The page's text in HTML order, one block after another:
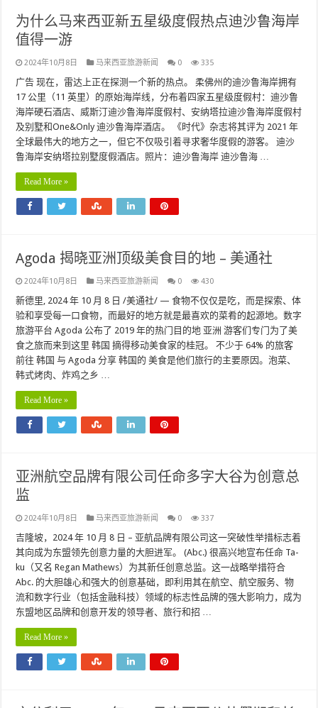
为什么马来西亚新五星级度假热点迪沙鲁海岸
值得一游
2024年10月8日 马来西亚旅游新闻 0 335
广告 现在，雷达上正在探测一个新的热点。 柔佛州的迪沙鲁海岸拥有
17 公里（11 英里）的原始海岸线，分布着四家五星级度假村：迪沙鲁
海岸硬石酒店、威斯汀迪沙鲁海岸度假村、安纳塔拉迪沙鲁海岸度假村
及别墅和One&Only 迪沙鲁海岸酒店。 《时代》杂志将其评为 2021 年
全球最伟大的地方之一，但它不仅吸引着寻求奢华度假的游客。 迪沙
鲁海岸安纳塔拉别墅度假酒店。照片：迪沙鲁海岸 迪沙鲁海 …
Read More »
Agoda 揭晓亚洲顶级美食目的地 – 美通社
2024年10月8日 马来西亚旅游新闻 0 430
新德里, 2024 年 10 月 8 日 /美通社/ — 食物不仅仅是吃，而是探索、体
验和享受每一口食物，而最好的地方就是最喜欢的菜肴的起源地。数字
旅游平台 Agoda 公布了 2019 年的热门目的地 亚洲 游客们专门为了美
食之旅而来到这里 韩国 摘得移动美食家的桂冠。 不少于 64% 的旅客
前往 韩国 与 Agoda 分享 韩国的 美食是他们旅行的主要原因。泡菜、
韩式烤肉、炸鸡之乡 …
Read More »
亚洲航空品牌有限公司任命多字大谷为创意总
监
2024年10月8日 马来西亚旅游新闻 0 337
吉隆坡，2024 年 10 月 8 日 – 亚航品牌有限公司这一突破性举措标志着
其向成为东盟领先创意力量的大胆进军。 (Abc.) 很高兴地宣布任命 Ta-
ku（又名 Regan Mathews）为其新任创意总监。这一战略举措符合
Abc. 的大胆雄心和强大的创意基础，即利用其在航空、航空服务、物
流和数字行业（包括金融科技）领域的标志性品牌的强大影响力，成为
东盟地区品牌和创意开发的领导者、旅行和招 …
Read More »